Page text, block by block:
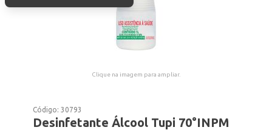
Clique na imagem para ampliar.
Código:30793
Desinfetante Álcool Tupi 70°INPM